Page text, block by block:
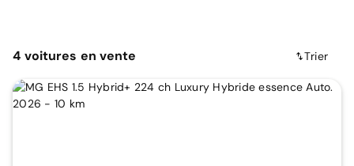
4 voitures en vente Trier